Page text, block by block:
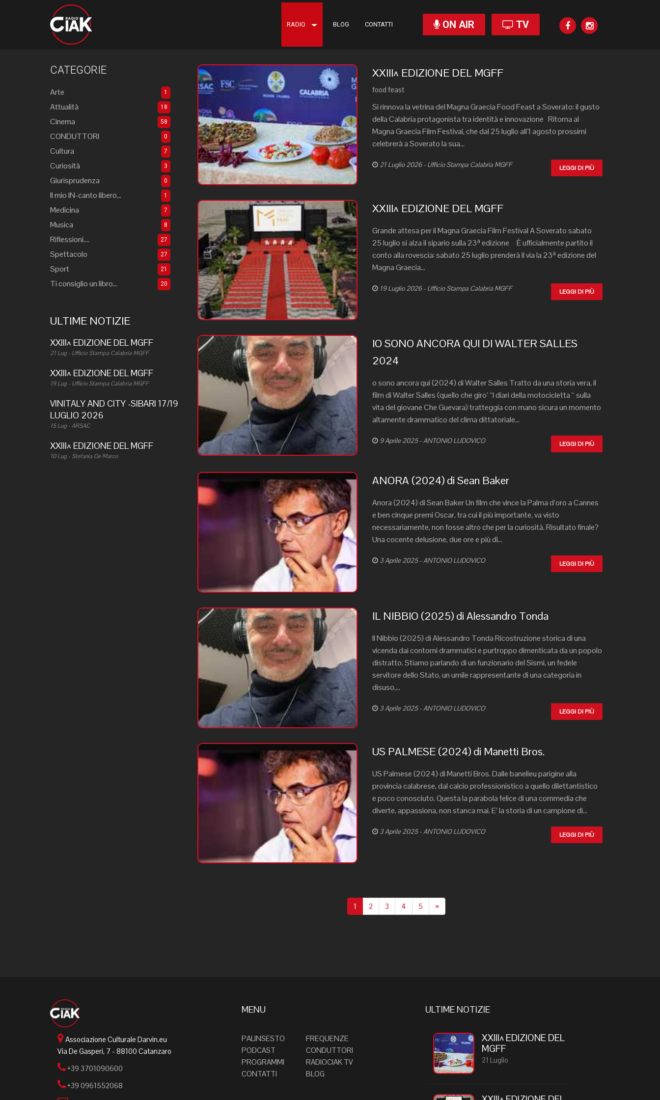
RADIO BLOG CONTATTI ON AIR TV
CATEGORIE
Arte 1
Attualità 18
Cinema 58
CONDUTTORI 0
Cultura 7
Curiosità 3
Giurisprudenza 0
Il mio IN-canto libero... 1
Medicina 7
Musica 8
Riflessioni.... 27
Spettacolo 27
Sport 21
Ti consiglio un libro... 20
ULTIME NOTIZIE
XXIII^ EDIZIONE DEL MGFF
21 Lug - Ufficio Stampa Calabria MGFF
XXIII^ EDIZIONE DEL MGFF
19 Lug - Ufficio Stampa Calabria MGFF
VINITALY AND CITY -SIBARI 17/19
LUGLIO 2026
15 Lug - ARSAC
XXIII^ EDIZIONE DEL MGFF
10 Lug - Stefania De Marco
XXIII^ EDIZIONE DEL MGFF
food feast
Si rinnova la vetrina del Magna Graecia Food Feast a Soverato: il gusto
della Calabria protagonista tra identità e innovazione Ritorna al
Magna Graecia Film Festival, che dal 25 luglio all'1 agosto prossimi
celebrerà a Soverato la sua...
21 Luglio 2026 - Ufficio Stampa Calabria MGFF LEGGI DI PIÙ
XXIII^ EDIZIONE DEL MGFF
Grande attesa per il Magna Graecia Film Festival A Soverato sabato
25 luglio si alza il sipario sulla 23ª edizione È ufficialmente partito il
conto alla rovescia: sabato 25 luglio prenderà il via la 23ª edizione del
Magna Graecia...
19 Luglio 2026 - Ufficio Stampa Calabria MGFF LEGGI DI PIÙ
IO SONO ANCORA QUI DI WALTER SALLES
2024
o sono ancora qui (2024) di Walter Salles Tratto da una storia vera, il
film di Walter Salles (quello che giro’ “I diari della motocicletta “ sulla
vita del giovane Che Guevara) tratteggia con mano sicura un momento
altamente drammatico del clima dittatoriale...
9 Aprile 2025 - ANTONIO LUDOVICO LEGGI DI PIÙ
ANORA (2024) di Sean Baker
Anora (2024) di Sean Baker Un film che vince la Palma d’oro a Cannes
e ben cinque premi Oscar, tra cui il più importante, va visto
necessariamente, non fosse altro che per la curiosità. Risultato finale?
Una cocente delusione, due ore e più di...
3 Aprile 2025 - ANTONIO LUDOVICO LEGGI DI PIÙ
IL NIBBIO (2025) di Alessandro Tonda
Il Nibbio (2025) di Alessandro Tonda Ricostruzione storica di una
vicenda dai contorni drammatici e purtroppo dimenticata da un popolo
distratto. Stiamo parlando di un funzionario del Sismi, un fedele
servitore dello Stato, un umile rappresentante di una categoria in
disuso,...
3 Aprile 2025 - ANTONIO LUDOVICO LEGGI DI PIÙ
US PALMESE (2024) di Manetti Bros.
US Palmese (2024) di Manetti Bros. Dalle banelieu parigine alla
provincia calabrese, dal calcio professionistico a quello dilettantistico
e poco conosciuto. Questa la parabola felice di una commedia che
diverte, appassiona, non stanca mai. E’ la storia di un campione di...
3 Aprile 2025 - ANTONIO LUDOVICO LEGGI DI PIÙ
1 2 3 4 5 »
Associazione Culturale Darvin.eu
Via De Gasperi, 7 - 88100 Catanzaro
+39 3701090600
+39 0961552068
MENU
PALINSESTO
FREQUENZE
PODCAST
CONDUTTORI
PROGRAMMI
RADIOCIAK TV
CONTATTI
BLOG
ULTIME NOTIZIE
XXIII^ EDIZIONE DEL
MGFF
21 Luglio